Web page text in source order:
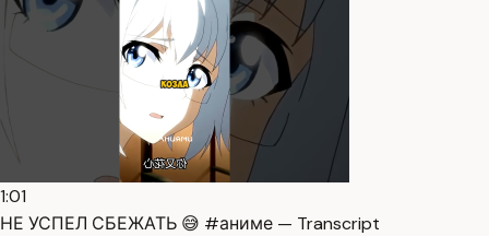
1:01
НЕ УСПЕЛ СБЕЖАТЬ 😅 #аниме — Transcript